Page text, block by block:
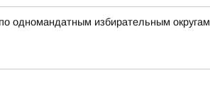
одномандатным избирательным округам